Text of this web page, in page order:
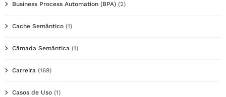
Business Process Automation (BPA) (2)
Cache Semântico (1)
Câmada Semântica (1)
Carreira (169)
Casos de Uso (1)